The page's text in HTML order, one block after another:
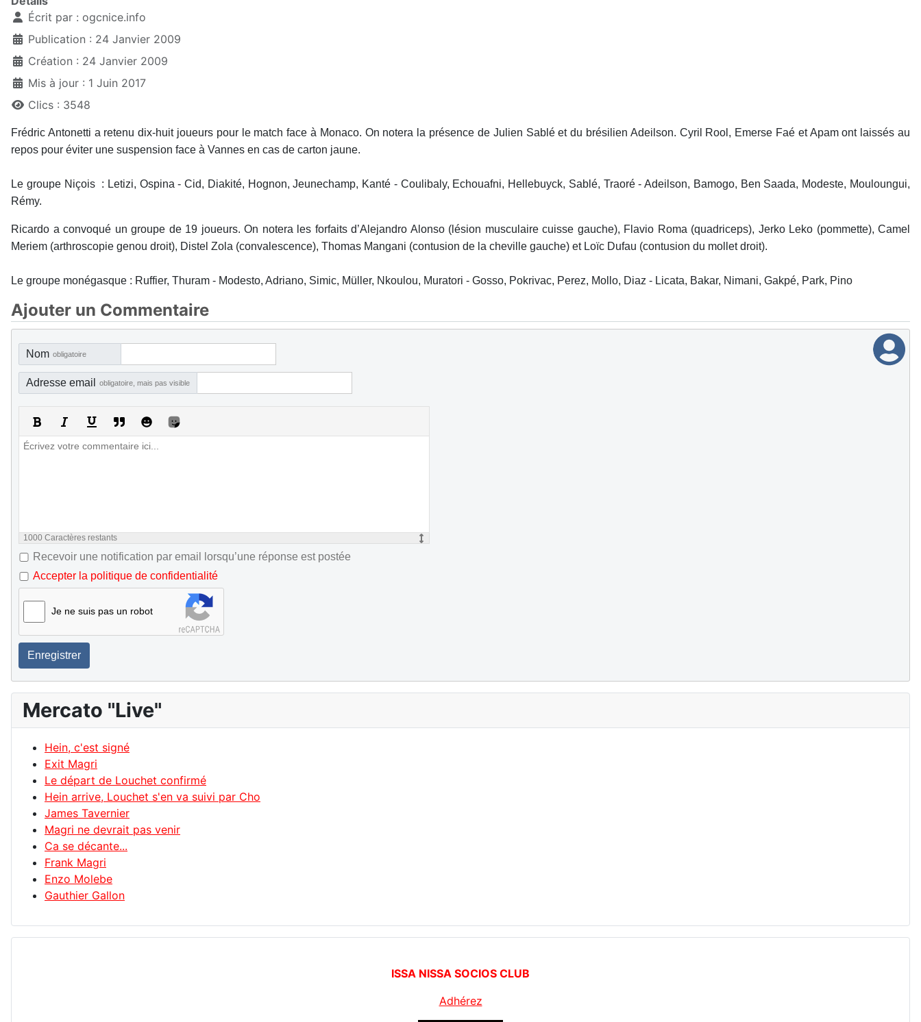
Écrit par : ogcnice.info
Publication : 24 Janvier 2009
Création : 24 Janvier 2009
Mis à jour : 1 Juin 2017
Clics : 3548
Frédric Antonetti a retenu dix-huit joueurs pour le match face à Monaco. On notera la présence de Julien Sablé et du brésilien Adeilson. Cyril Rool, Emerse Faé et Apam ont laissés au
repos pour éviter une suspension face à Vannes en cas de carton jaune.
Le groupe Niçois : Letizi, Ospina - Cid, Diakité, Hognon, Jeunechamp, Kanté - Coulibaly, Echouafni, Hellebuyck, Sablé, Traoré - Adeilson, Bamogo, Ben Saada, Modeste, Mouloungui,
Rémy.
Ricardo a convoqué un groupe de 19 joueurs. On notera les forfaits d’Alejandro Alonso (lésion musculaire cuisse gauche), Flavio Roma (quadriceps), Jerko Leko (pommette), Camel
Meriem (arthroscopie genou droit), Distel Zola (convalescence), Thomas Mangani (contusion de la cheville gauche) et Loïc Dufau (contusion du mollet droit).
Le groupe monégasque : Ruffier, Thuram - Modesto, Adriano, Simic, Müller, Nkoulou, Muratori - Gosso, Pokrivac, Perez, Mollo, Diaz - Licata, Bakar, Nimani, Gakpé, Park, Pino
Ajouter un Commentaire
Nom obligatoire
Adresse email obligatoire, mais pas visible
1000 Caractères restants
Recevoir une notification par email lorsqu’une réponse est postée
Accepter la politique de confidentialité
Je ne suis pas un robot
Enregistrer
Mercato "Live"
Hein, c'est signé
Exit Magri
Le départ de Louchet confirmé
Hein arrive, Louchet s'en va suivi par Cho
James Tavernier
Magri ne devrait pas venir
Ca se décante...
Frank Magri
Enzo Molebe
Gauthier Gallon
ISSA NISSA SOCIOS CLUB
Adhérez